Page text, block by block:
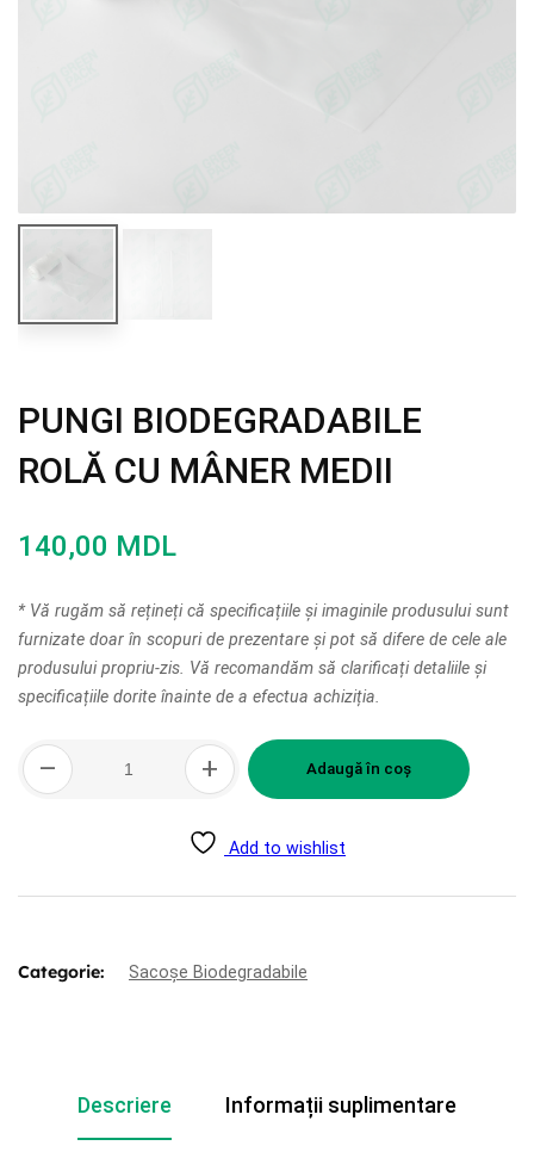
PUNGI BIODEGRADABILE
ROLĂ CU MÂNER MEDII
140,00 MDL
* Vă rugăm să rețineți că specificațiile și imaginile produsului sunt
furnizate doar în scopuri de prezentare și pot să difere de cele ale
produsului propriu-zis. Vă recomandăm să clarificați detaliile și
specificațiile dorite înainte de a efectua achiziția.
–
Cantitate
Pungi
biodegradabile
+ Adaugă în coș
Add to wishlist
Categorie: Sacoșe Biodegradabile
Descriere Informații suplimentare